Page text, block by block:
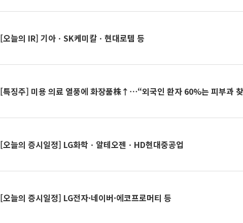
[오늘의 IR] 기아ㆍSK케미칼ㆍ현대로템 등
[특징주] 미용 의료 열풍에 화장품株↑⋯“외국인 환자 60%는 피부과
[오늘의 증시일정] LG화학ㆍ알테오젠ㆍHD현대중공업
[오늘의 증시일정] LG전자·네이버·에코프로머티 등